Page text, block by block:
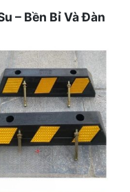
– Bền Bỉ Và Đàn